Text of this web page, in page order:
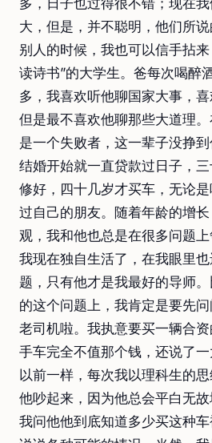
多，日子也过得很不错；现在
大，但是，并不聪明，他们所
别人的时候，我也可以信手拈
读诗书”的大学生。爸每次喝醉
多，我喜欢听他聊国家大事，喜
但是最不喜欢他聊那些大道理
是一个失败者，这一辈子没挣
结婚开始就一直贷款过日子，
修好，四十几岁才买车，无论
过自己的朋友。随着年龄的增
观，我和他也总是在很多问题
我现在独自生活了，在我眼里
题，只有他才是我最好的导师
的这个问题上，我肯定是要先
老司机啦。我执意要买一辆合
手车完全不值那个钱，还说了
以前一样，每次我以理科生的
他吵起来，因为他总会平白无故
我问他他到底知道多少买这种